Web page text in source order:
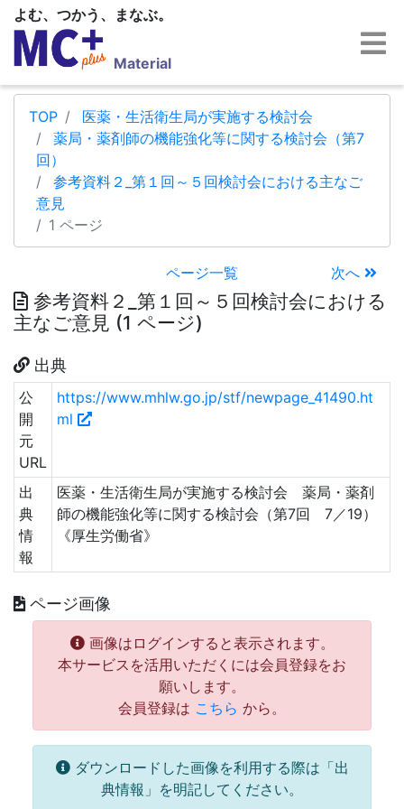
よむ、つかう、まなぶ。
Material
TOP
医薬・生活衛生局が実施する検討会
薬局・薬剤師の機能強化等に関する検討会（第7
回）
参考資料２_第１回～５回検討会における主なご
意見
1 ページ
ページ一覧 次へ
参考資料２_第１回～５回検討会における
主なご意見 (1 ページ)
出典
公
開
元
URL
https://www.mhlw.go.jp/stf/newpage_41490.ht
ml
出
典
情
報
医薬・生活衛生局が実施する検討会 薬局・薬剤
師の機能強化等に関する検討会（第7回 7／19）
《厚生労働省》
ページ画像
画像はログインすると表示されます。
本サービスを活用いただくには会員登録をお
願いします。
会員登録は こちら から。
ダウンロードした画像を利用する際は「出
典情報」を明記してください。